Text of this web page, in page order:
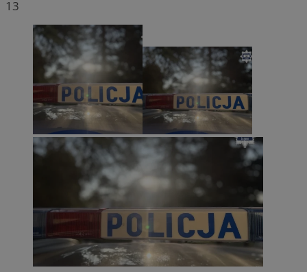
13
Niezbędne pliki cookie umożliwiają korzystanie z podstawowych
strony internetowej, takich jak logowanie użytkownika i zarządzanie
kontem. Bez niezbędnych plików cookie nie można prawidłowo
ze strony internetowej.
Nazwa
Provider
/
SessID
mojmikolow.pl
QeSessID
MvSessID mojmikolow.pl
CookieScriptConsent
CookieScript
mojmikolow.pl
4 tygodnie 2